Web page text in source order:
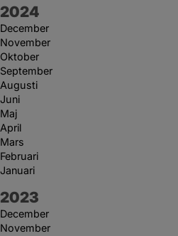
År:
2024
December
November
Oktober
September
Augusti
Juni
Maj
April
Mars
Februari
Januari
År:
2023
December
November